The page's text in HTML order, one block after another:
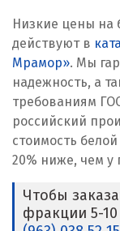
Низкие цены на
действуют в
Мрамор». Мы
надежность, а
требованиям
российский
стоимость
20% ниже, чем у
Чтобы
фракции 5-